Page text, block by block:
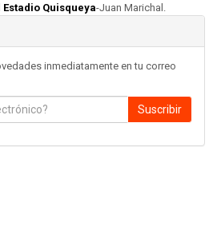
Estadio Quisqueya-Juan Marichal.
inmediatamente en tu correo
Suscribir